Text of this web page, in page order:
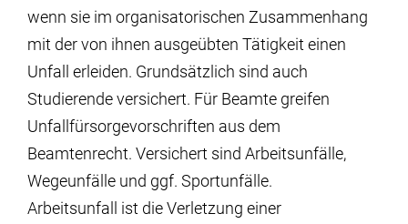
wenn sie im organisatorischen Zusammenhang
mit der von ihnen ausgeübten Tätigkeit einen
Unfall erleiden. Grundsätzlich sind auch
Studierende versichert. Für Beamte greifen
Unfallfürsorgevorschriften aus dem
Beamtenrecht. Versichert sind Arbeitsunfälle,
Wegeunfälle und ggf. Sportunfälle.
Arbeitsunfall ist die Verletzung einer